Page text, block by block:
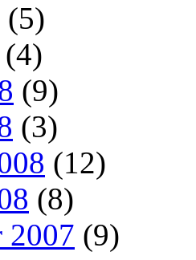
(5)
(4)
(9)
(3)
(12)
(8)
2007 (9)